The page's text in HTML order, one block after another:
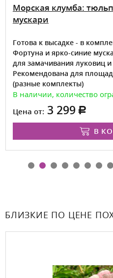
Морская клумба:
мускари
Готова к высадке - в
Фортуна и ярко-синие
для замачивания луковиц
Рекомендована для
(разные комплекты)
В наличии, количество
Цена от: 3 299
В
БЛИЗКИЕ ПО ЦЕНЕ